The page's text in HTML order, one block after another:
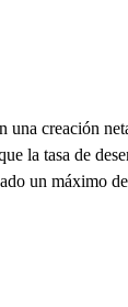
una creación
la tasa de
un máximo